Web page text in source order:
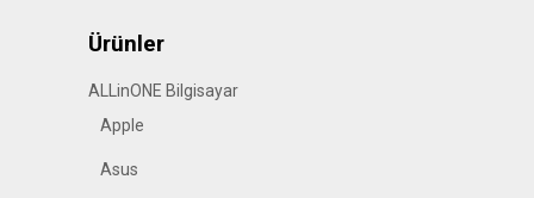
Ürünler
ALLinONE Bilgisayar
Apple
Asus